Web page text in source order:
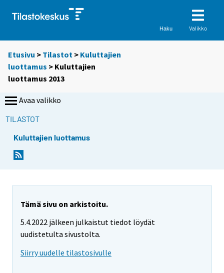
Haku Valikko
Etusivu > Tilastot > Kuluttajien
luottamus > Kuluttajien
luottamus 2013
Avaa valikko
TILASTOT
Kuluttajien luottamus
Tämä sivu on arkistoitu.
5.4.2022 jälkeen julkaistut tiedot löydät
uudistetulta sivustolta.
Siirry uudelle tilastosivulle